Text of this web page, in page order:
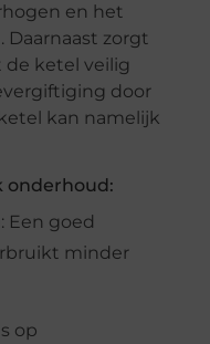
en het
Daarnaast zorgt
ketel veilig
door
kan namelijk
onderhoud:
: Een goed
minder
op